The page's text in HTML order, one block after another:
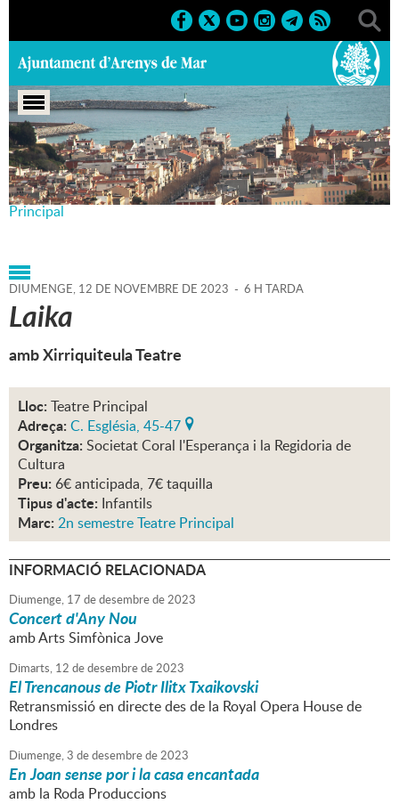
Portada > Agenda > 12-11-
2023 > Marcs > Culturals > 2023 > 2n semestre Teatre
Principal
DIUMENGE, 12 DE NOVEMBRE DE 2023 - 6 H TARDA
Laika
amb Xirriquiteula Teatre
Lloc: Teatre Principal
Adreça: C. Església, 45-47
Organitza: Societat Coral l'Esperança i la Regidoria de
Cultura
Preu: 6€ anticipada, 7€ taquilla
Tipus d'acte: Infantils
Marc: 2n semestre Teatre Principal
INFORMACIÓ RELACIONADA
Diumenge, 17 dedesembrede2023
Concert d'Any Nou
amb Arts Simfònica Jove
Dimarts, 12 dedesembrede2023
El Trencanous de Piotr Ilitx Txaikovski
Retransmissió en directe des de la Royal Opera House de
Londres
Diumenge,3 dedesembrede2023
En Joan sense por i la casa encantada
amb la Roda Produccions